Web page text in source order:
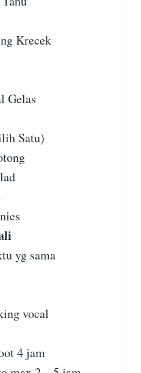
Krecek
Gelas
Satu)
yg sama
vocal
4 jam